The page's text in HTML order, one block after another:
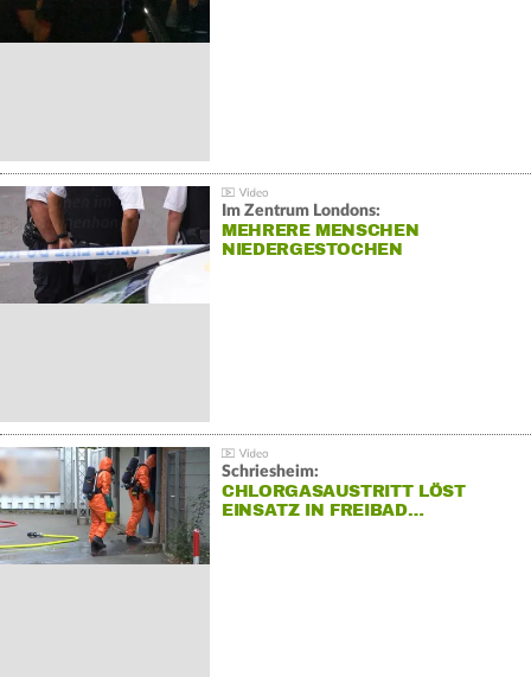
Im Zentrum Londons:
MEHRERE MENSCHEN
NIEDERGESTOCHEN
Schriesheim:
CHLORGASAUSTRITT LÖST
EINSATZ IN FREIBAD…